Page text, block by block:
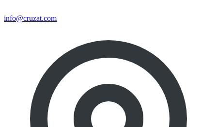
info@cruzat.com